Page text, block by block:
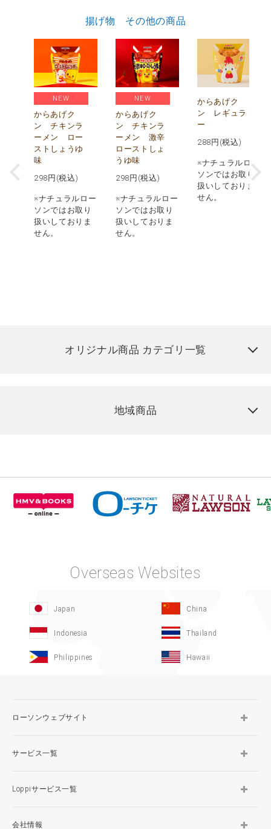
揚げ物 その他の商品
NEW
からあげク
ン チキンラ
ーメン ロー
ストしょうゆ
味
298 円(税込)
※ナチュラルロー
ソンではお取り
扱いしておりま
せん。
NEW
からあげク
ン チキンラ
ーメン 激辛
ローストしょ
うゆ味
298 円(税込)
※ナチュラルロー
ソンではお取り
扱いしておりま
せん。
からあげク
ン レギュラ
ー
288 円(税込)
※ナチュラルロー
ソンではお取り
扱いしておりま
せん。
オリジナル商品 カテゴリ一覧
地域商品
Overseas Websites
Japan China
Indonesia Thailand
Philippines Hawaii
ローソンウェブサイト
サービス一覧
Loppiサービス一覧
会社情報